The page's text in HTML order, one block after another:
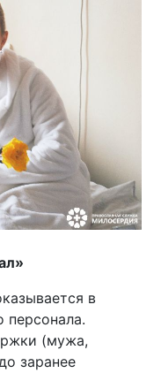
в
персонала.
(мужа,
заранее